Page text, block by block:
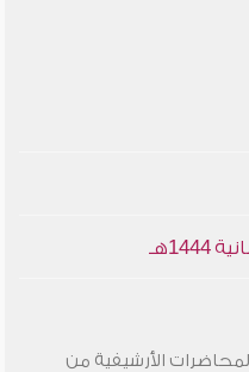
الأرشيفية من